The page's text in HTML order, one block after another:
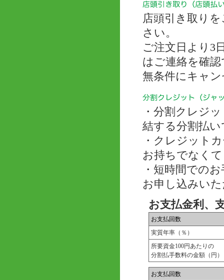
店頭引き取り
さい。
ご注文日より3
はご連絡を確
無条件にキャ
・分割クレジ
結する分割払い
・クレジット
お持ちでなく
・短時間での
お申し込みい
お支払金利、
お支払回数
実質年率（％）
所要資金100円あたりの
分割払手数料の金額（円）
お支払回数